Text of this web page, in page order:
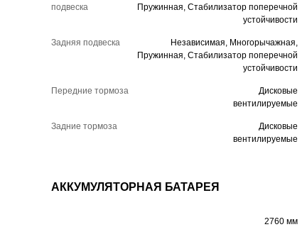
подвеска
Пружинная, Стабилизатор поперечной
устойчивости
Задняя подвеска
Независимая, Многорычажная,
Пружинная, Стабилизатор поперечной
устойчивости
Передние тормоза
Дисковые
вентилируемые
Задние тормоза
Дисковые
вентилируемые
АККУМУЛЯТОРНАЯ БАТАРЕЯ
2760 мм